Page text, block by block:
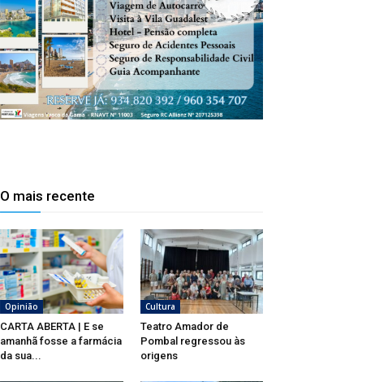
O mais recente
Opinião
CARTA ABERTA | E se
amanhã fosse a farmácia
da sua...
Cultura
Teatro Amador de
Pombal regressou às
origens